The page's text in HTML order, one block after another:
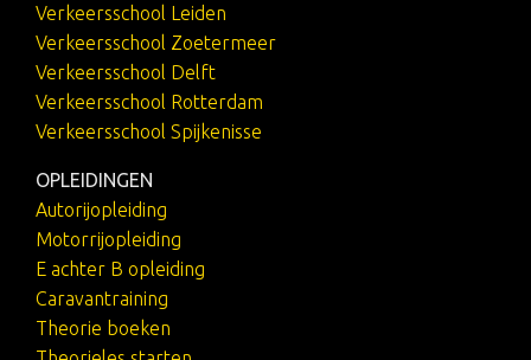
Verkeersschool Leiden
Verkeersschool Zoetermeer
Verkeersschool Delft
Verkeersschool Rotterdam
Verkeersschool Spijkenisse
OPLEIDINGEN
Autorijopleiding
Motorrijopleiding
E achter B opleiding
Caravantraining
Theorie boeken